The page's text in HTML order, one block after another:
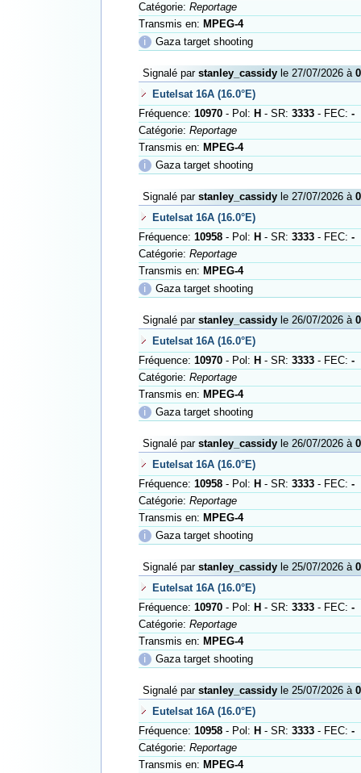
Catégorie: Reportage
Transmis en: MPEG-4
ℹ
Gaza target shooting
Signalé par stanley_cassidyle 27/07/2026 à
Eutelsat 16A (16.0°E)
Fréquence: 10970- Pol: H - SR: 3333- FEC: -
Catégorie: Reportage
Transmis en: MPEG-4
ℹ
Gaza target shooting
Signalé par stanley_cassidyle 27/07/2026 à
Eutelsat 16A (16.0°E)
Fréquence: 10958- Pol: H - SR: 3333- FEC: -
Catégorie: Reportage
Transmis en: MPEG-4
ℹ
Gaza target shooting
Signalé par stanley_cassidyle 26/07/2026 à
Eutelsat 16A (16.0°E)
Fréquence: 10970- Pol: H - SR: 3333- FEC: -
Catégorie: Reportage
Transmis en: MPEG-4
ℹ
Gaza target shooting
Signalé par stanley_cassidyle 26/07/2026 à
Eutelsat 16A (16.0°E)
Fréquence: 10958- Pol: H - SR: 3333- FEC: -
Catégorie: Reportage
Transmis en: MPEG-4
ℹ
Gaza target shooting
Signalé par stanley_cassidyle 25/07/2026 à
Eutelsat 16A (16.0°E)
Fréquence: 10970- Pol: H - SR: 3333- FEC: -
Catégorie: Reportage
Transmis en: MPEG-4
ℹ
Gaza target shooting
Signalé par stanley_cassidyle 25/07/2026 à
Eutelsat 16A (16.0°E)
Fréquence: 10958- Pol: H - SR: 3333- FEC: -
Catégorie: Reportage
Transmis en: MPEG-4